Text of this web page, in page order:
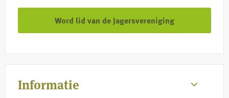
Informatie
Word lid van de Jagersvereniging